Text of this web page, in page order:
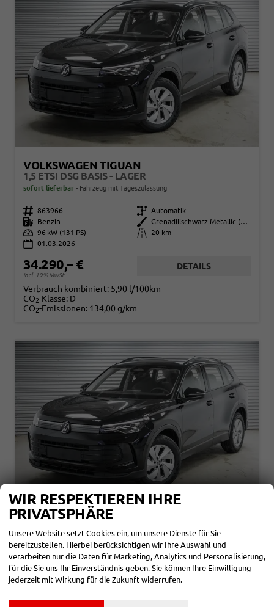
VOLKSWAGEN TIGUAN
1,5 ETSI DSG BASIS - LAGER
sofort lieferbar Fahrzeug mit Tageszulassung
Fahrzeugnr. 863966 Getriebe Automatik
Kraftstoff
Benzin Außenfarbe
Grenadillschwarz Metallic (0E)
Leistung 96 kW (131 PS) Kilometerstand
20 km
01.03.2026
34.290,– €
incl. 19% MwSt.
DETAILS
Verbrauch kombiniert: 5,90 l/100km
CO2-Klasse: D
CO2-Emissionen: 134,00 g/km
VOLKSWAGEN TIGUAN
1,5 ETSI DSG BASIS - LAGER
sofort lieferbar Fahrzeug mit Tageszulassung
Fahrzeugnr. 863967 Getriebe Automatik
Kraftstoff Benzin Außenfarbe
01.03.2026
WIR RESPEKTIEREN IHRE
PRIVATSPHÄRE
Unsere Website setzt Cookies ein, um unsere Dienste für Sie
bereitzustellen. Hierbei berücksichtigen wir Ihre Auswahl und
verarbeiten nur die Daten für Marketing, Analytics und Personalisierung,
für die Sie uns Ihr Einverständnis geben. Sie können Ihre Einwilligung
jederzeit mit Wirkung für die Zukunft widerrufen.